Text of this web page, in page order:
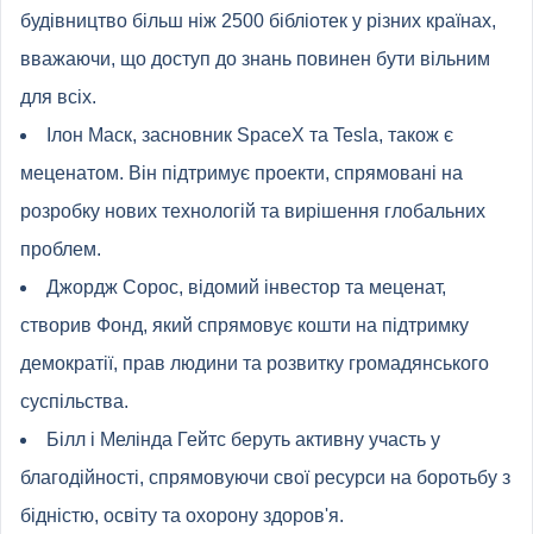
будівництво більш ніж 2500 бібліотек у різних країнах,
вважаючи, що доступ до знань повинен бути вільним
для всіх.
Ілон Маск, засновник SpaceX та Tesla, також є
меценатом. Він підтримує проекти, спрямовані на
розробку нових технологій та вирішення глобальних
проблем.
Джордж Сорос, відомий інвестор та меценат,
створив Фонд, який спрямовує кошти на підтримку
демократії, прав людини та розвитку громадянського
суспільства.
Білл і Мелінда Гейтс беруть активну участь у
благодійності, спрямовуючи свої ресурси на боротьбу з
бідністю, освіту та охорону здоров'я.